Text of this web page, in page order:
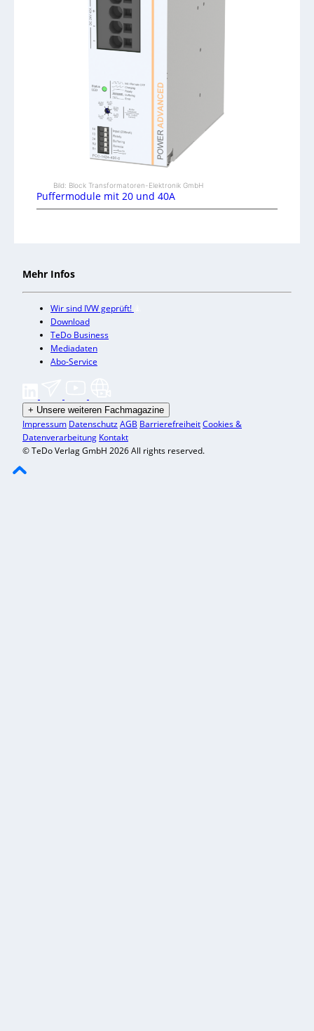
Bild: Block Transformatoren-Elektronik GmbH
Puffermodule mit 20 und 40A
Mehr Infos
Wir sind IVW geprüft!
Download
TeDo Business
Mediadaten
Abo-Service
+ Unsere weiteren Fachmagazine
Impressum DatenschutzAGB BarrierefreiheitCookies &
Datenverarbeitung Kontakt
© TeDo Verlag GmbH 2026 All rights reserved.